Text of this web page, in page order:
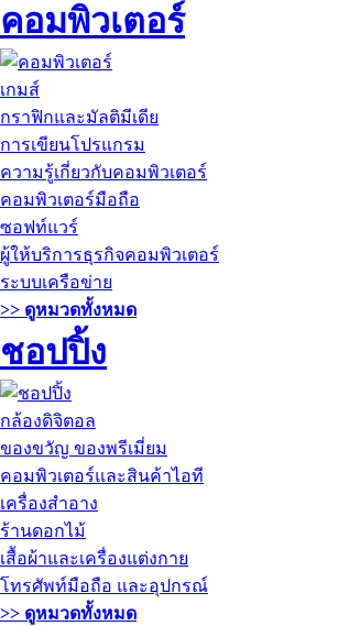
คอมพิวเตอร์
เกมส์
กราฟิกและมัลติมีเดีย
การเขียนโปรแกรม
ความรู้เกี่ยวกับคอมพิวเตอร์
คอมพิวเตอร์มือถือ
ซอฟท์แวร์
ผู้ให้บริการธุรกิจคอมพิวเตอร์
ระบบเครือข่าย
>> ดูหมวดทั้งหมด
ชอปปิ้ง
กล้องดิจิตอล
ของขวัญ ของพรีเมี่ยม
คอมพิวเตอร์และสินค้าไอที
เครื่องสำอาง
ร้านดอกไม้
เสื้อผ้าและเครื่องแต่งกาย
โทรศัพท์มือถือ และอุปกรณ์
>> ดูหมวดทั้งหมด